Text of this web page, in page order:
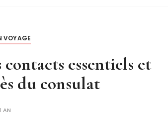
VOYAGE
essentiels et
du consulat
AN